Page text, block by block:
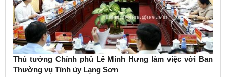
Thủ tướng Chính phủ Lê Minh Hưng làm việc với Ban
Thường vụ Tỉnh ủy Lạng Sơn